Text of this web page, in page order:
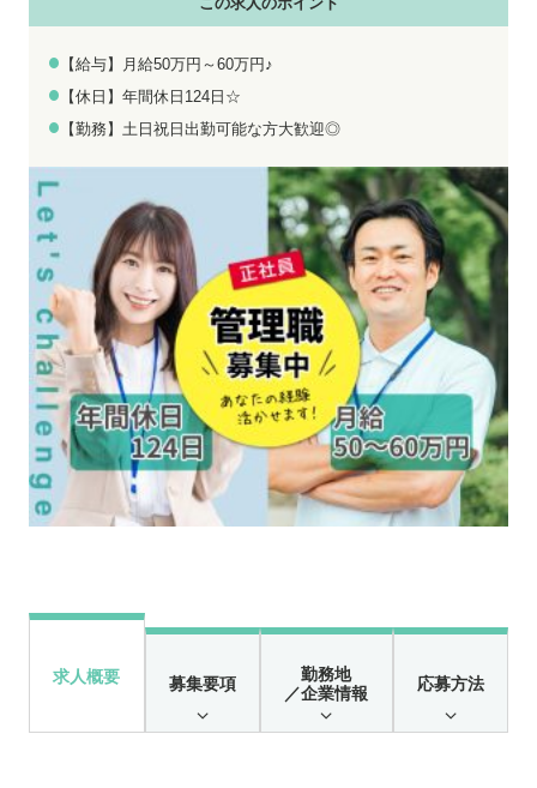
【給与】月給50万円～60万円♪
【休日】年間休日124日☆
【勤務】土日祝日出勤可能な方大歓迎◎
求人概要 募集要項
勤務地
／企業情報
応募方法